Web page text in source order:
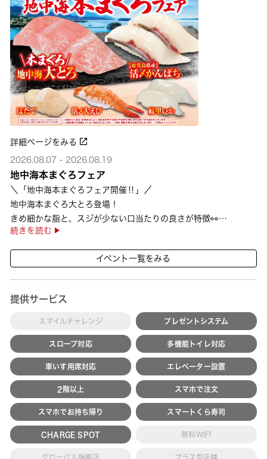
詳細ページをみる
2026.08.07 - 2026.08.19
地中海本まぐろフェア
＼「地中海本まぐろフェア開催‼」／
地中海本まぐろ大とろ登場！
きめ細かな脂と、スジが少ない口当たりの良さが特徴👀
さらに、鹿児島で育った高級魚【鹿児島県産活〆かんぱち】など
続きを読む
イベント一覧をみる
提供サービス
スマイルチャレンジ プレゼントシステム
スロープ対応 多機能トイレ対応
車いす用席対応 エレベーター設置
2階以上 スマホで注文
スマホでお持ち帰り スマートくら寿司
CHARGE SPOT 無料WIFI
グローバル旗艦店 プラス型店舗